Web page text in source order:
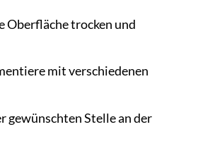
Oberfläche trocken und
mit verschiedenen
gewünschten Stelle an der